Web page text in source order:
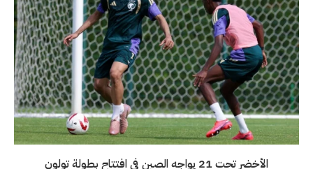
الأخضر تحت 21 يواجه الصين في افتتاح بطولة تولون